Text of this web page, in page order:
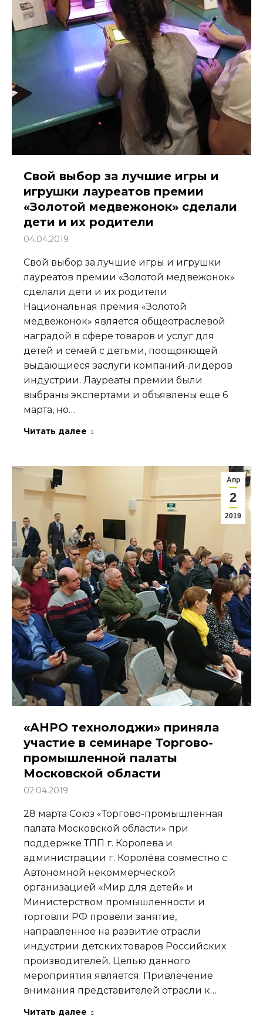
Свой выбор за лучшие игры и
игрушки лауреатов премии
«Золотой медвежонок» сделали
дети и их родители
04.04.2019
Свой выбор за лучшие игры и игрушки
лауреатов премии «Золотой медвежонок»
сделали дети и их родители
Национальная премия «Золотой
медвежонок» является общеотраслевой
наградой в сфере товаров и услуг для
детей и семей с детьми, поощряющей
выдающиеся заслуги компаний-лидеров
индустрии. Лауреаты премии были
выбраны экспертами и объявлены еще 6
марта, но…
Читать далее
Апр
2
2019
«АНРО технолоджи» приняла
участие в семинаре Торгово-
промышленной палаты
Московской области
02.04.2019
28 марта Союз «Торгово-промышленная
палата Московской области» при
поддержке ТПП г. Королева и
администрации г. Королёва совместно с
Автономной некоммерческой
организацией «Мир для детей» и
Министерством промышленности и
торговли РФ провели занятие,
направленное на развитие отрасли
индустрии детских товаров Российских
производителей. Целью данного
мероприятия является: Привлечение
внимания представителей отрасли к…
Читать далее